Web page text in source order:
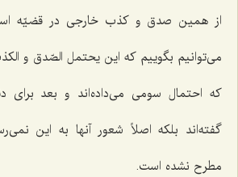
از همین صدق و کذب خارجی در قضیّه اسم
می‌توانیم بگوییم که این یحتمل الصّدق و
که احتمال سومی می‌داده‌اند و بعد برای
گفته‌اند بلکه اصلاً شعور آنها به این
مطرح نشده است.